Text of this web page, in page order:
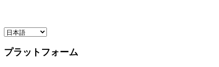
プラットフォーム